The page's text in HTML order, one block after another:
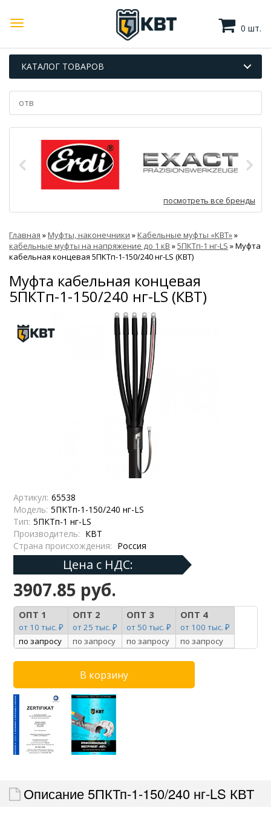
0 шт.
КАТАЛОГ ТОВАРОВ
посмотреть все бренды
Главная »Муфты, наконечники »Кабельные муфты «КВТ»»
кабельные муфты на напряжение до 1 кВ »5ПКТп-1 нг-LS »Муфта
кабельная концевая 5ПКТп-1-150/240 нг-LS (КВТ)
Муфта кабельная концевая
5ПКТп-1-150/240 нг-LS (КВТ)
Артикул: 65538
Модель: 5ПКТп-1-150/240 нг-LS
Тип: 5ПКТп-1 нг-LS
Производитель: КВТ
Страна происхождения: Россия
Цена с НДС:
3907.85 руб.
ОПТ 1
от 10 тыс. ₽
ОПТ 2
от 25 тыс. ₽
ОПТ 3
от 50 тыс. ₽
ОПТ 4
от 100 тыс. ₽
по запросу
по запросу по запросу по запросу
Описание 5ПКТп-1-150/240 нг-LS КВТ